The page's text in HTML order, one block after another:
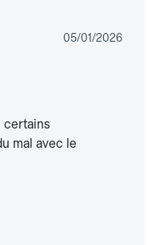
05/01/2026
certains
mal avec le